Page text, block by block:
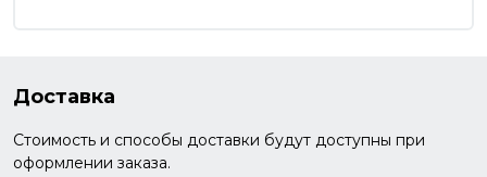
Доставка
Стоимость и способы доставки будут доступны при
оформлении заказа.